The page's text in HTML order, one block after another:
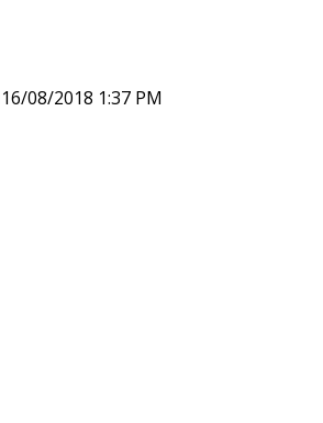
16/08/2018 1:37 PM